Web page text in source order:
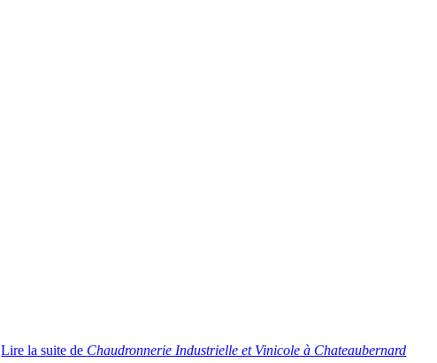
Lire la suite de Chaudronnerie Industrielle et Vinicole à Chateaubernard